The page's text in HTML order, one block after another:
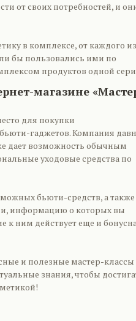
от своих потребностей, и
в комплексе, от каждого из
бы пользовались ими по
продуктов одной
магазине
для покупки
гаджетов. Компания
дает возможность обычным
уходовые средства по
бьюти-средств, а также
информацию о которых вы
к ним действует еще и
и полезные мастер-классы
знания, чтобы